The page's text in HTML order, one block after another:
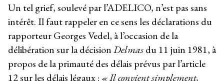
Un tel grief, soulevé par l’ADELICO, n’est pas sans
intérêt. Il faut rappeler en ce sens les déclarations du
rapporteur Georges Vedel, à l’occasion de la
délibération sur la décisionDelmasdu 11 juin 1981, à
propos de la primauté des délais prévus par l’article
12 sur les délais légaux : « Il convient simplement,